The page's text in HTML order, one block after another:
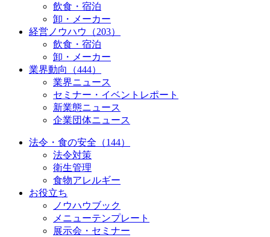
飲食・宿泊
卸・メーカー
経営ノウハウ（203）
飲食・宿泊
卸・メーカー
業界動向（444）
業界ニュース
セミナー・イベントレポート
新業態ニュース
企業団体ニュース
法令・食の安全（144）
法令対策
衛生管理
食物アレルギー
お役立ち
ノウハウブック
メニューテンプレート
展示会・セミナー